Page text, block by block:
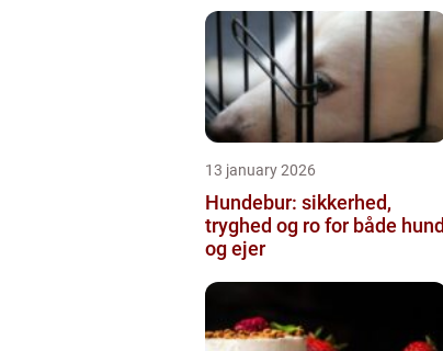
13 january 2026
Hundebur: sikkerhed,
tryghed og ro for både hund
og ejer